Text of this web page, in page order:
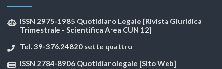
ISSN 2975-1985 Quotidiano Legale [Rivista Giuridica
Trimestrale - Scientifica Area CUN 12]
Tel. 39-376.24820 sette quattro
ISSN 2784-8906 Quotidianolegale [Sito Web]